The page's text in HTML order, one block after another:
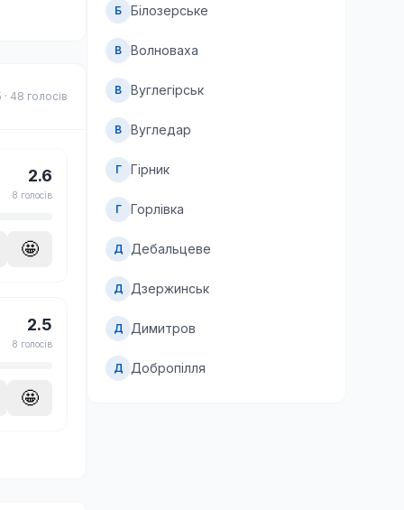
48 голосів
2.6
8 голосів
🤩
2.5
8 голосів
🤩
Б Білозерське
В Волноваха
В Вуглегірськ
В Вугледар
Г Гірник
Г Горлівка
Д Дебальцеве
Д Дзержинськ
Д Димитров
Д Добропілля